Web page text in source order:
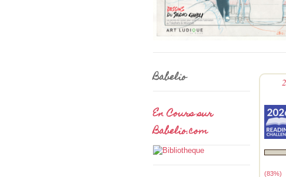
Babelio
En Cours sur
Babelio.com
(83%)